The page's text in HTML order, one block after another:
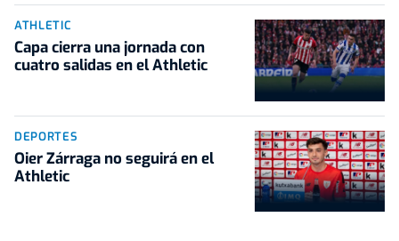
ATHLETIC
Capa cierra una jornada con
cuatro salidas en el Athletic
DEPORTES
Oier Zárraga no seguirá en el
Athletic